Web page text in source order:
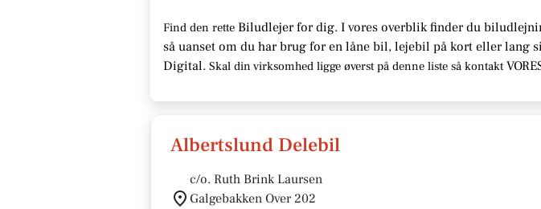
Find den rette Biludlejer for dig. I vores overblik finder du
så uanset om du har brug for en låne bil, lejebil på kort eller lang
Digital. Skal din virksomhed ligge øverst på denne liste så kontakt
Albertslund Delebil
c/o. Ruth Brink Laursen
Galgebakken Over 202